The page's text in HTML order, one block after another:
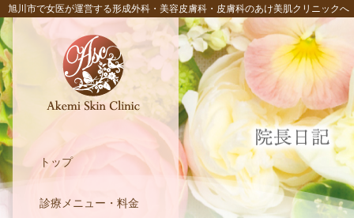
旭川市で女医が運営する形成外科・美容皮膚科・皮膚科のあけ美肌クリニックへ
トップ
診療メニュー・料金